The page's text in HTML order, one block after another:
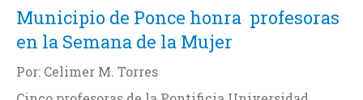
Municipio de Ponce honra profesoras
en la Semana de la Mujer
Por: Celimer M. Torres